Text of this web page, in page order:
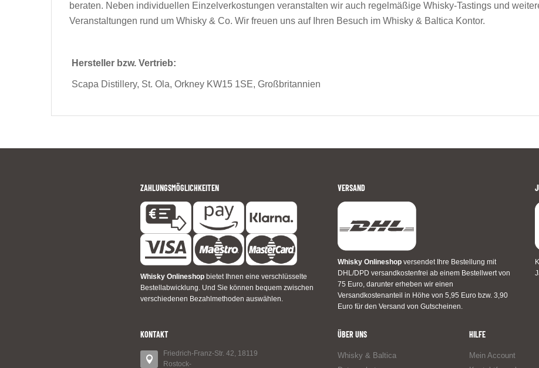
beraten. Neben individuellen Einzelverkostungen veranstalten wir auch regelmäßige Whisky-Tastings und
Veranstaltungen rund um Whisky & Co. Wir freuen uns auf Ihren Besuch im Whisky & Baltica Kontor.
Hersteller bzw. Vertrieb:
Scapa Distillery, St. Ola, Orkney KW15 1SE, Großbritannien
ZAHLUNGSMÖGLICHKEITEN
Whisky Onlineshop bietet Ihnen eine verschlüsselte
Bestellabwicklung. Und Sie können bequem zwischen
verschiedenen Bezahlmethoden auswählen.
VERSAND
Whisky Onlineshop versendet Ihre Bestellung mit
DHL/DPD versandkostenfrei ab einem Bestellwert von
75 Euro, darunter erheben wir einen
Versandkostenanteil in Höhe von 5,95 Euro bzw. 3,90
Euro für den Versand von Gutscheinen.
KONTAKT
Friedrich-Franz-Str. 42, 18119
Rostock-
ÜBER UNS
Whisky & Baltica
HILFE
Mein Account